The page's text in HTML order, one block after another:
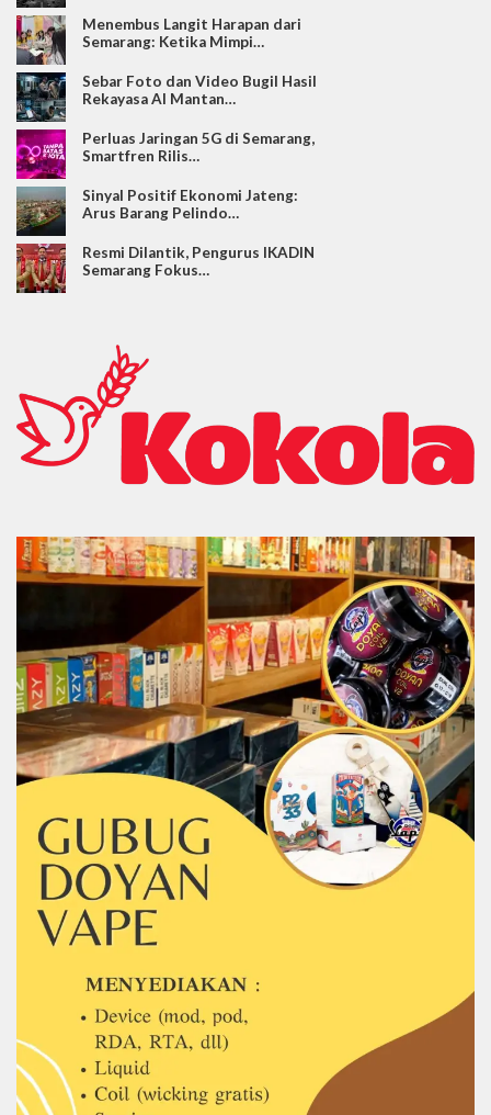
Menembus Langit Harapan dari
Semarang: Ketika Mimpi…
Sebar Foto dan Video Bugil Hasil
Rekayasa AI Mantan…
Perluas Jaringan 5G di Semarang,
Smartfren Rilis…
Sinyal Positif Ekonomi Jateng:
Arus Barang Pelindo…
Resmi Dilantik, Pengurus IKADIN
Semarang Fokus…